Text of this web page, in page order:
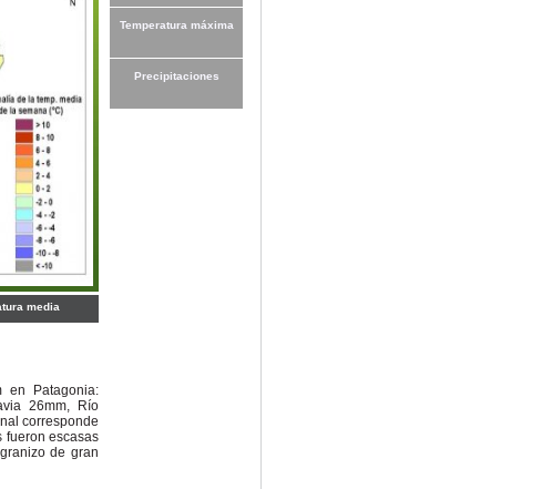
Temperatura máxima
Precipitaciones
media
en Patagonia:
26mm, Río
corresponde
fueron escasas
de gran